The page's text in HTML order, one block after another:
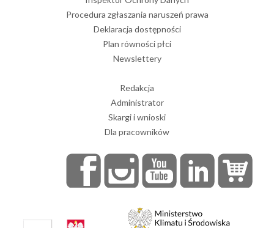
Procedura zgłaszania naruszeń prawa
Deklaracja dostępności
Plan równości płci
Newslettery
Redakcja
Administrator
Skargi i wnioski
Dla pracowników